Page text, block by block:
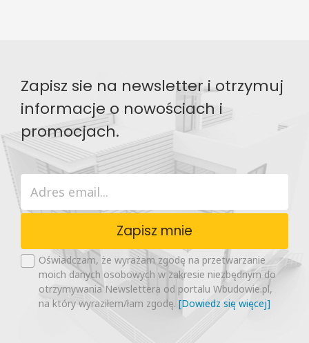
Zapisz sie na newsletter i otrzymuj
informacje o nowościach i
promocjach.
Zapisz mnie
Oświadczam, że wyrażam zgodę na przetwarzanie
moich danych osobowych w zakresie niezbędnym do
otrzymywania Newslettera od portalu Wbudowie.pl,
na który wyraziłem/łam zgodę. [Dowiedz się więcej]